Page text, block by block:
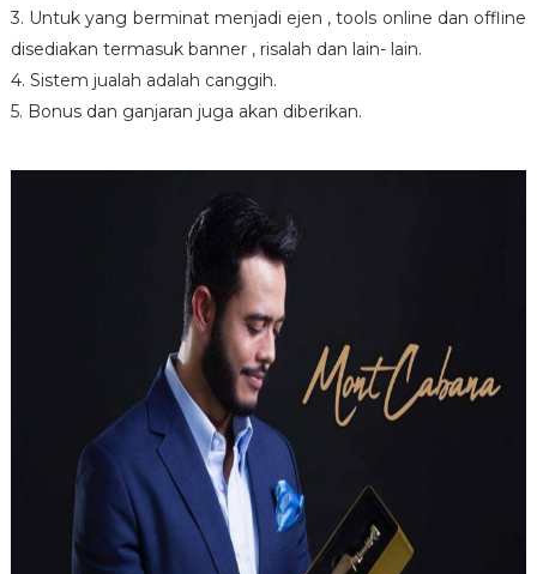
3. Untuk yang berminat menjadi ejen , tools online dan offline
disediakan termasuk banner , risalah dan lain- lain.
4. Sistem jualah adalah canggih.
5. Bonus dan ganjaran juga akan diberikan.